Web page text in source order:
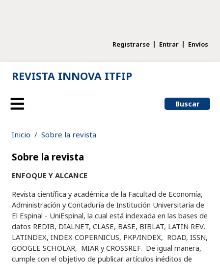
Registrarse Entrar Envíos
REVISTA INNOVA ITFIP
Buscar
Inicio Sobre la revista
Sobre la revista
ENFOQUE Y ALCANCE
Revista científica y académica de la Facultad de Economía,
Administración y Contaduría de Institución Universitaria de
El Espinal - UniEspinal, la cual está indexada en las bases de
datos REDIB, DIALNET, CLASE, BASE, BIBLAT, LATIN REV,
LATINDEX, INDEX COPERNICUS, PKP/INDEX, ROAD, ISSN,
GOOGLE SCHOLAR, MIAR y CROSSREF. De igual manera,
cumple con el objetivo de publicar artículos inéditos de